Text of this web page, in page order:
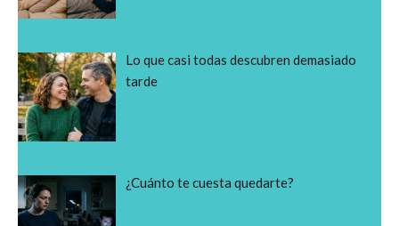
Lo que casi todas descubren demasiado
tarde
¿Cuánto te cuesta quedarte?